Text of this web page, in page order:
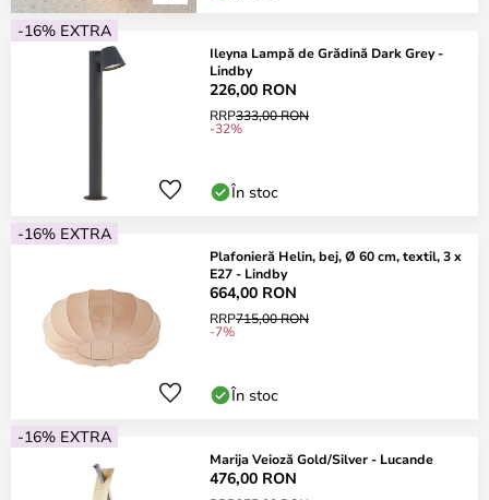
-16% EXTRA
Ileyna Lampă de Grădină Dark Grey -
Lindby
226,00 RON
RRP333,00 RON
-32%
În stoc
-16% EXTRA
Plafonieră Helin, bej, Ø 60 cm, textil, 3 x
E27 - Lindby
664,00 RON
RRP715,00 RON
-7%
În stoc
-16% EXTRA
Marija Veioză Gold/Silver - Lucande
476,00 RON